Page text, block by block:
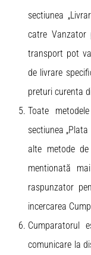
sectiunea
catre Vanzator
transport pot
de livrare
preturi curenta
Toate
sectiunea
alte metode
mentionată
raspunzator
incercarea
Cumparatorul
comunicare la